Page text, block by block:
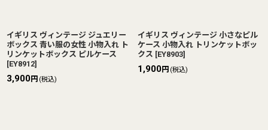
イギリス ヴィンテージ ジュエリー
ボックス 青い服の女性 小物入れ ト
リンケットボックス ピルケース
[EY8912]
3,900円 (税込)
イギリス ヴィンテージ 小さなピル
ケース 小物入れ トリンケットボッ
クス [EY8903]
1,900円 (税込)